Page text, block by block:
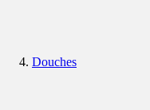
Douches